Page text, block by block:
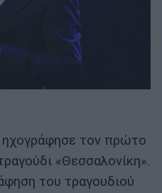
τον πρώτο
«Θεσσαλονίκη».
του τραγουδιού